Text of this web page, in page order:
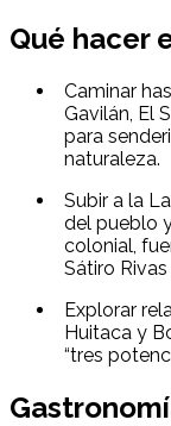
Qué hacer
Caminar
Gavilán, El
para
naturaleza.
Subir a la
del pueblo
colonial,
Sátiro
Explorar
Huitaca y
“tres